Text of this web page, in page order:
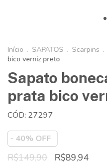
Início . SAPATOS . Scarpins .
bico verniz preto
Sapato
prata bico
CÓD: 27297
- 40% OFF
R$149,90 R$89,94